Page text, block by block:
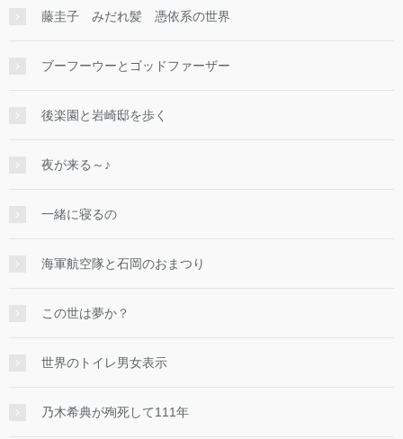
藤圭子 みだれ髪 憑依系の世界
ブーフーウーとゴッドファーザー
後楽園と岩崎邸を歩く
夜が来る～♪
一緒に寝るの
海軍航空隊と石岡のおまつり
この世は夢か？
世界のトイレ男女表示
乃木希典が殉死して111年